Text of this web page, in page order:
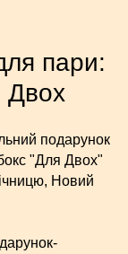
пари:
Двох
подарунок
"Для Двох"
Новий